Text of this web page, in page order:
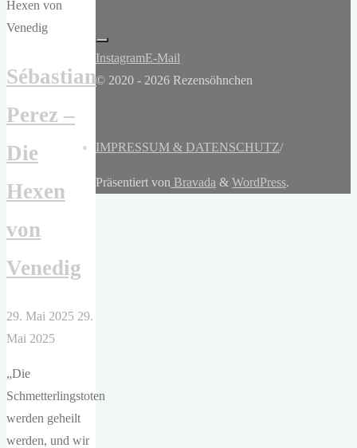
Sébastian
Perez –
Die
Hexen
von
Venedig
29. Mai 2025 29.
Mai 2025
„Die
Schmetterlingstoten
werden geheilt
werden, und wir
InstagramE-Mail
© 2020 - 2026 Rezensöhnchen
IMPRESSUM & DATENSCHUTZ/
Präsentiert von Bravada & WordPress.